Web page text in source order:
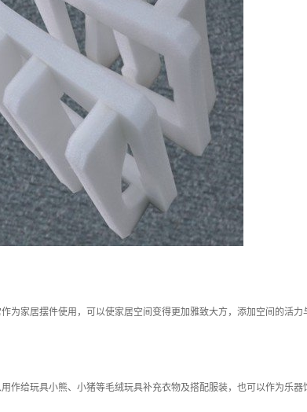
为家居摆件使用，可以使家居空间变得更加雅致大方，添加空间的活力
作给玩具小熊、小猪等毛绒玩具补充衣物及搭配服装，也可以作为乐